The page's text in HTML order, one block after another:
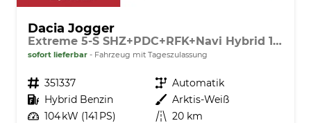
Dacia Jogger
Extreme 5-S SHZ+PDC+RFK+Navi Hybrid 140
sofort lieferbar Fahrzeug mit Tageszulassung
Fahrzeugnr. 351337 Getriebe Automatik
Kraftstoff Hybrid Benzin Außenfarbe Arktis-Weiß
Leistung 104 kW (141 PS) Kilometerstand 20 km